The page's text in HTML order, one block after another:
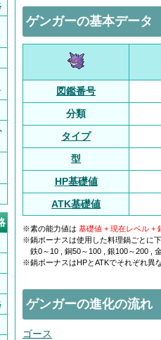
ゲンガーの基本データ
図鑑番号
分類
タイプ
型
HP基礎値
ATK基礎値
※素の能力値は 基礎値 + 現在レベル +
※鍋ボーナスは使用した料理鍋ごとに
鉄0～10 , 銅50～100 , 銀100～200 ,
※鍋ボーナスはHPとATKでそれぞれ異
ゲンガーの進化の流れ
ゴース